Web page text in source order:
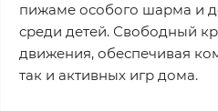
пижаме особого шарма и
среди детей. Свободный
движения, обеспечивая
так и активных игр дома.